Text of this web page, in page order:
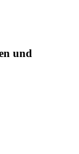
und